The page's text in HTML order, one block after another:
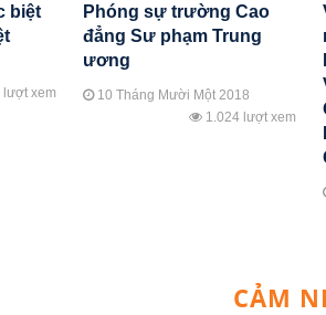
biệt
xem
Phóng sự trường Cao
đẳng Sư phạm Trung
ương
10 Tháng Mười Một 2018
1.024 lượt xem
CẢM